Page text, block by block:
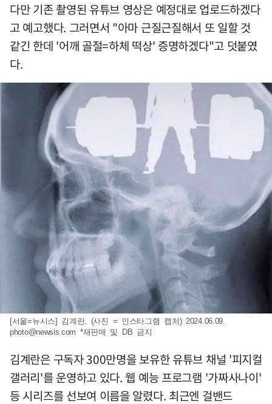
다만 기존 촬영된 유튜브 영상은 예정대로 업로드하겠다
고 예고했다. 그러면서 "아마 근질근질해서 또 일할 것
같긴 한데 '어깨 골절=하체 떡상' 증명하겠다"고 덧붙였
다.
[서울=뉴시스] 김계란. (사진 = 인스타그램 캡처) 2024.06.09.
photo@newsis.com *재판매 및 DB 금지
김계란은 구독자 300만명을 보유한 유튜브 채널 '피지컬
갤러리'를 운영하고 있다. 웹 예능 프로그램 '가짜사나이'
등 시리즈를 선보여 이름을 알렸다. 최근엔 걸밴드